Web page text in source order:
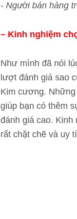
- Người bán hàng
– Kinh nghiệm
Như mình đã nói
lượt đánh giá sao
Kim cương.
giúp bạn có thêm
đánh giá cao.
rất chặt chẽ và uy